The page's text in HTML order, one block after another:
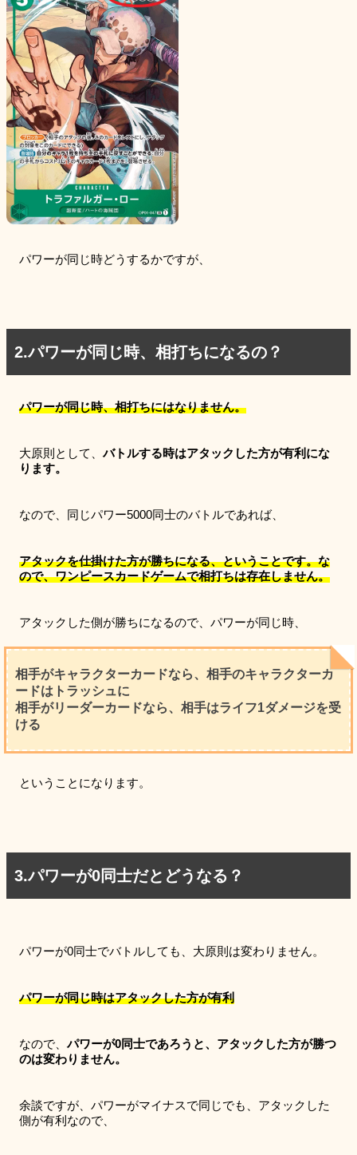
パワーが同じ時どうするかですが、
2.パワーが同じ時、相打ちになるの？
パワーが同じ時、相打ちにはなりません。
大原則として、バトルする時はアタックした方が有利にな
ります。
なので、同じパワー5000同士のバトルであれば、
アタックを仕掛けた方が勝ちになる、ということです。な
ので、ワンピースカードゲームで相打ちは存在しません。
アタックした側が勝ちになるので、パワーが同じ時、
相手がキャラクターカードなら、相手のキャラクターカ
ードはトラッシュに
相手がリーダーカードなら、相手はライフ1ダメージを受
ける
ということになります。
3.パワーが0同士だとどうなる？
パワーが0同士でバトルしても、大原則は変わりません。
パワーが同じ時はアタックした方が有利
なので、パワーが0同士であろうと、アタックした方が勝つ
のは変わりません。
余談ですが、パワーがマイナスで同じでも、アタックした
側が有利なので、